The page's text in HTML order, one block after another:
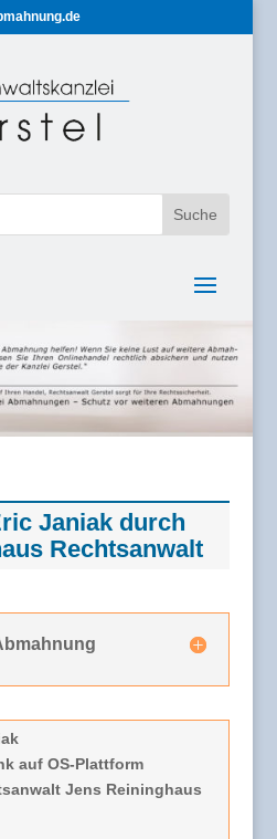
Janiak durch
Rechtsanwalt
auf OS-Plattform
Jens Reininghaus